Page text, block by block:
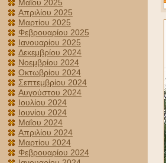
Μαΐου 2025
Απριλίου 2025
Μαρτίου 2025
Φεβρουαρίου 2025
Ιανουαρίου 2025
Δεκεμβρίου 2024
Νοεμβρίου 2024
Οκτωβρίου 2024
Σεπτεμβρίου 2024
Αυγούστου 2024
Ιουλίου 2024
Ιουνίου 2024
Μαΐου 2024
Απριλίου 2024
Μαρτίου 2024
Φεβρουαρίου 2024